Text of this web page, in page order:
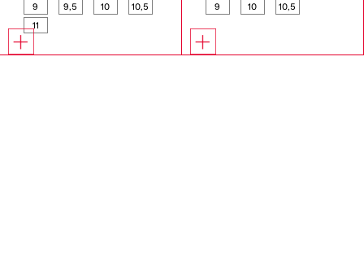
9
9,5 10
10,5
11
9
10 10,5